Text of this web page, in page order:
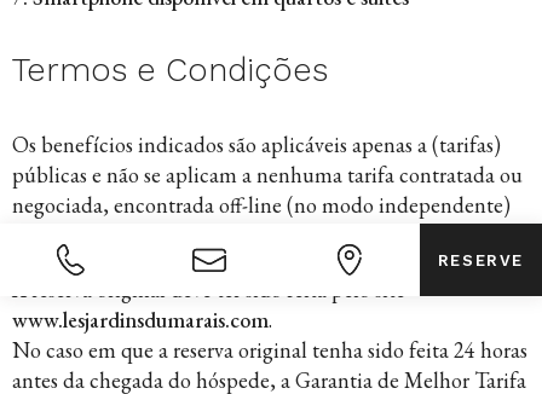
RESERVE
Termos e Condições
Os benefícios indicados são aplicáveis apenas a (tarifas)
públicas e não se aplicam a nenhuma tarifa contratada ou
negociada, encontrada off-line (no modo independente)
A reserva original deve ter sido feita pelo site
www.lesjardinsdumarais.com.
No caso em que a reserva original tenha sido feita 24 horas
antes da chegada do hóspede, a Garantia de Melhor Tarifa